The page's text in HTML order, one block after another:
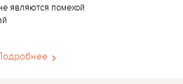
являются помехой